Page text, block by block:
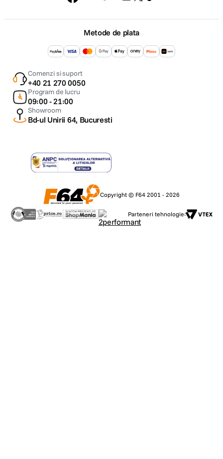
Metode de plata
Comenzi si suport
+40 21 270 0050
Program de lucru
09:00 - 21:00
Showroom
Bd-ul Unirii 64, Bucuresti
Copyright © F64 2001 - 2026
Parteneri tehnologie: